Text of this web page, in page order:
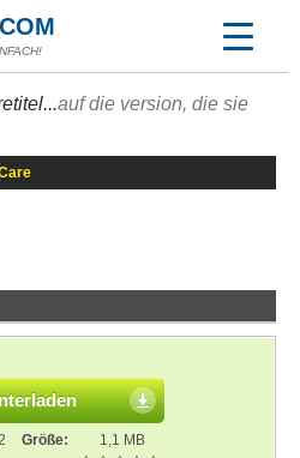
auf die version, die sie
Größe:
1,1 MB